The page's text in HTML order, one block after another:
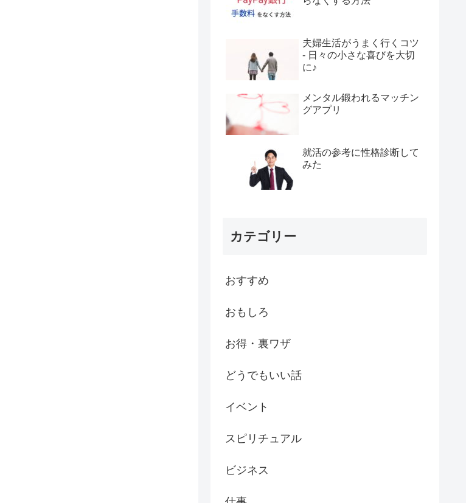
夫婦生活がうまく行くコツ
- 日々の小さな喜びを大切
に♪
メンタル鍛われるマッチン
グアプリ
就活の参考に性格診断して
みた
カテゴリー
おすすめ
おもしろ
お得・裏ワザ
どうでもいい話
イベント
スピリチュアル
ビジネス